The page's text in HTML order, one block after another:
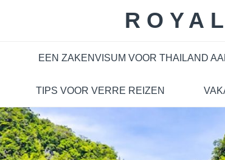
EEN ZAKENVISUM VOOR THAILAND
TIPS VOOR VERRE REIZEN